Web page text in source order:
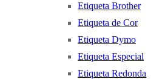
Etiqueta Brother
Etiqueta de Cor
Etiqueta Dymo
Etiqueta Especial
Etiqueta Redonda